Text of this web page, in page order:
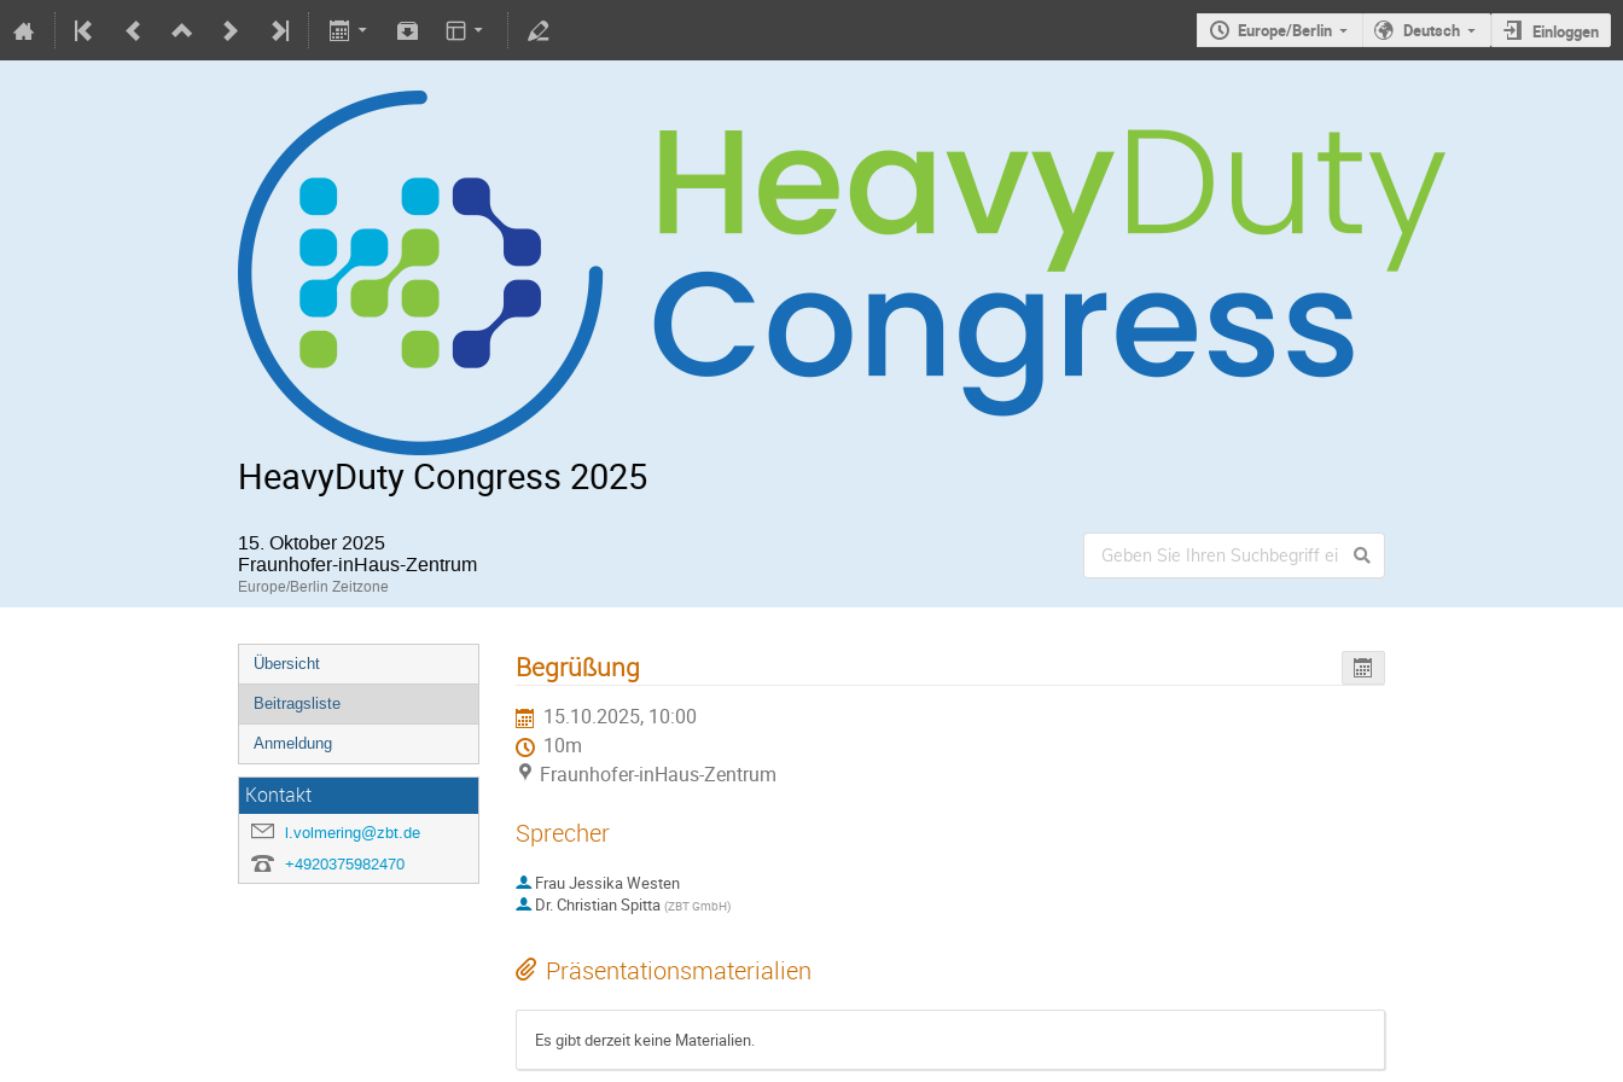
Europe/Berlin Deutsch Einloggen
HeavyDuty Congress 2025
15. Oktober 2025
Fraunhofer-inHaus-Zentrum
Europe/Berlin Zeitzone
Übersicht
Beitragsliste
Anmeldung
Kontakt
l.volmering@zbt.de
+4920375982470
Begrüßung
15.10.2025, 10:00
10m
Fraunhofer-inHaus-Zentrum
Sprecher
FrauJessika Westen
Dr.Christian Spitta (ZBT GmbH)
Präsentationsmaterialien
Es gibt derzeit keine Materialien.